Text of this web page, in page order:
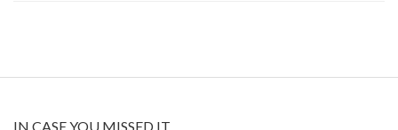
IN CASE YOU MISSED IT